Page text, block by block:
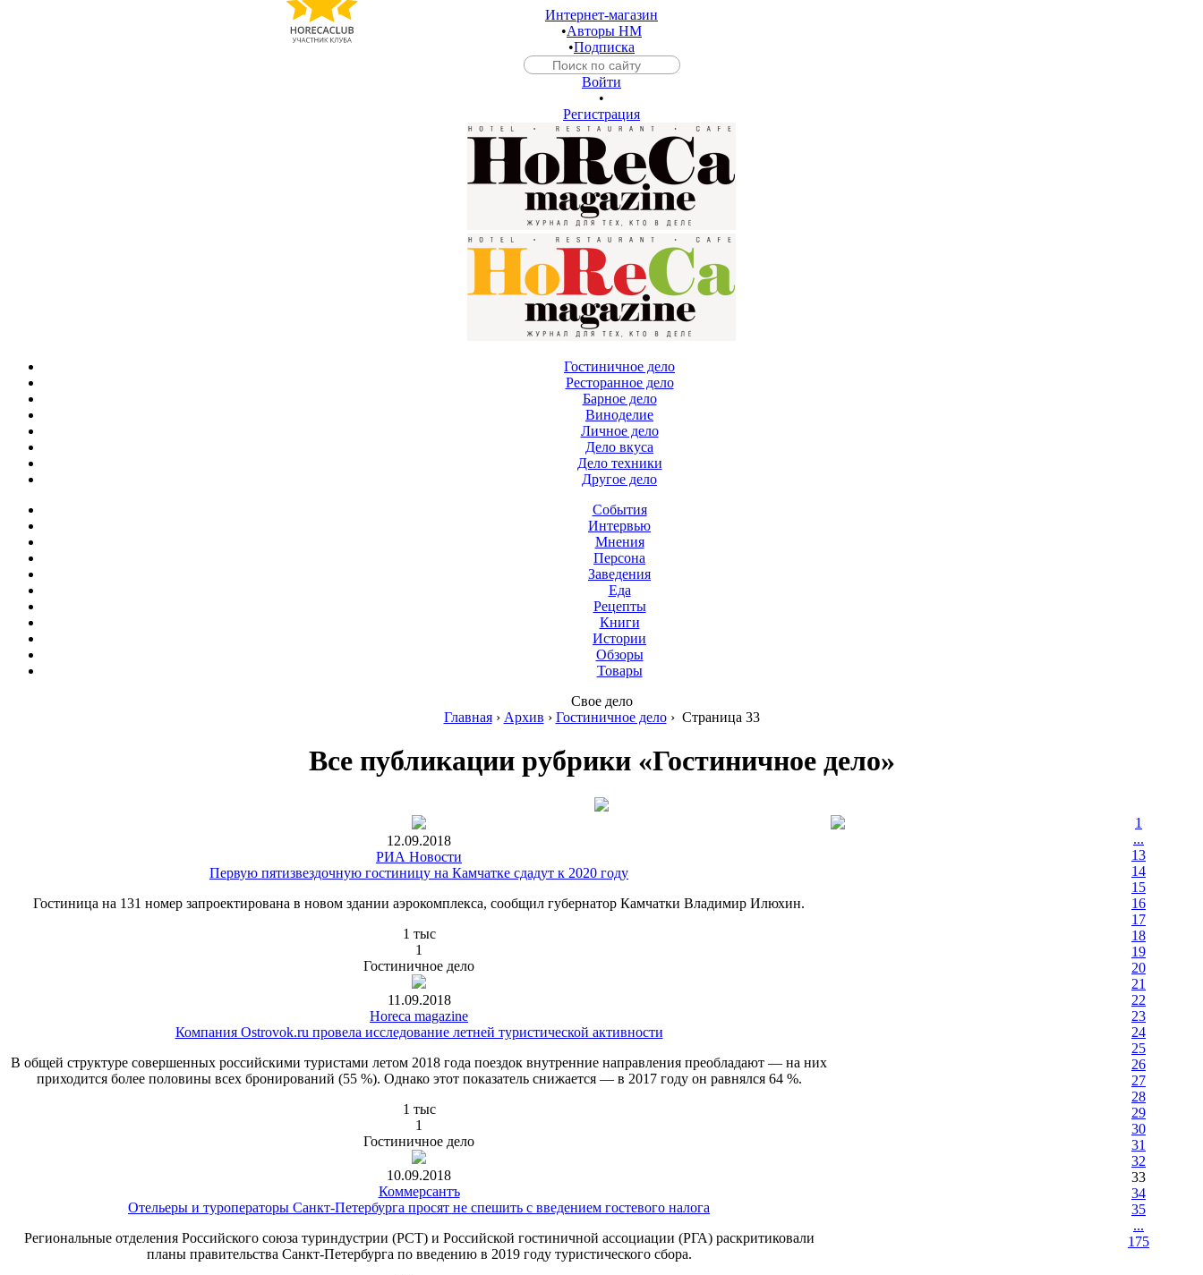
Интернет-магазин
•Авторы HM
•Подписка
Войти
•
Регистрация
Гостиничное дело
Ресторанное дело
Барное дело
Виноделие
Личное дело
Дело вкуса
Дело техники
Другое дело
События
Интервью
Мнения
Персона
Заведения
Еда
Рецепты
Книги
Истории
Обзоры
Товары
Свое дело
Главная› Архив › Гостиничное дело› Страница 33
Все публикации рубрики «Гостиничное дело»
12.09.2018
РИА Новости
Первую пятизвездочную гостиницу на Камчатке сдадут к 2020 году
Гостиница на 131 номер запроектирована в новом здании аэрокомплекса, сообщил губернатор Камчатки Владимир Илюхин.
1 тыс
1
Гостиничное дело
11.09.2018
Horeca magazine
Компания Ostrovok.ru провела исследование летней туристической активности
В общей структуре совершенных российскими туристами летом 2018 года поездок внутренние направления преобладают — на них
приходится более половины всех бронирований (55 %). Однако этот показатель снижается — в 2017 году он равнялся 64 %.
1 тыс
1
Гостиничное дело
10.09.2018
Коммерсантъ
Отельеры и туроператоры Санкт-Петербурга просят не спешить с введением гостевого налога
Региональные отделения Российского союза туриндустрии (РСТ) и Российской гостиничной ассоциации (РГА) раскритиковали
планы правительства Санкт-Петербурга по введению в 2019 году туристического сбора.
1
...
13
14
15
16
17
18
19
20
21
22
23
24
25
26
27
28
29
30
31
32
33
34
35
...
175